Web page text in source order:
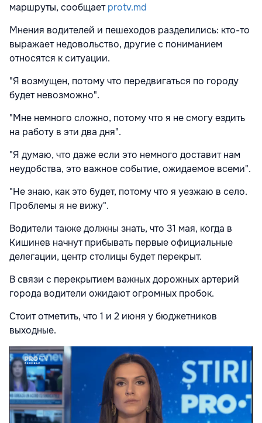
маршруты, сообщаетprotv.md
Мнения водителей и пешеходов разделились: кто-то
выражает недовольство, другие с пониманием
относятся к ситуации.
"Я возмущен, потому что передвигаться по городу
будет невозможно".
"Мне немного сложно, потому что я не смогу ездить
на работу в эти два дня".
"Я думаю, что даже если это немного доставит нам
неудобства, это важное событие, ожидаемое всеми".
"Не знаю, как это будет, потому что я уезжаю в село.
Проблемы я не вижу".
Водители также должны знать, что 31 мая, когда в
Кишинев начнут прибывать первые официальные
делегации, центр столицы будет перекрыт.
В связи с перекрытием важных дорожных артерий
города водители ожидают огромных пробок.
Стоит отметить, что 1 и 2 июня у бюджетников
выходные.